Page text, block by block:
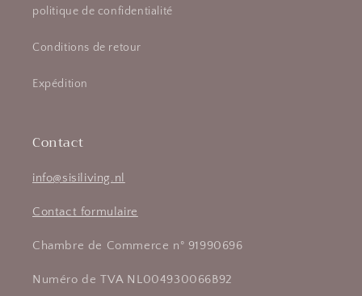
politique de confidentialité
Conditions de retour
Expédition
Contact
info@sisiliving.nl
Contact formulaire
Chambre de Commerce n° 91990696
Numéro de TVA NL004930066B92